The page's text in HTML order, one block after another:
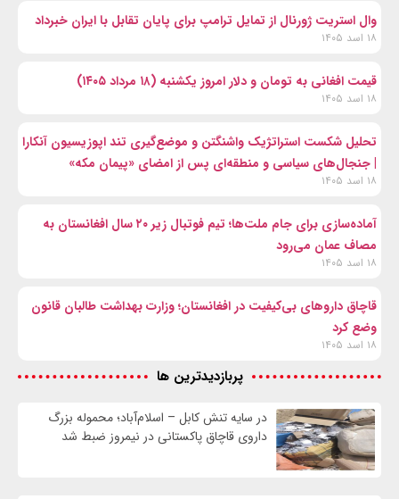
وال‌ استریت ژورنال از تمایل ترامپ برای پایان تقابل با ایران خبرداد
۱۸ اسد ۱۴۰۵
قیمت افغانی به تومان و دلار امروز یکشنبه (۱۸ مرداد ۱۴۰۵)
۱۸ اسد ۱۴۰۵
تحلیل شکست استراتژیک واشنگتن و موضع‌گیری تند اپوزیسیون آنکارا
| جنجال‌های سیاسی و منطقه‌ای پس از امضای «پیمان مکه»
۱۸ اسد ۱۴۰۵
آماده‌سازی برای جام ملت‌ها؛ تیم فوتبال زیر ۲۰ سال افغانستان به
مصاف عمان می‌رود
۱۸ اسد ۱۴۰۵
قاچاق داروهای بی‌کیفیت در افغانستان؛ وزارت بهداشت طالبان قانون
وضع کرد
۱۸ اسد ۱۴۰۵
پربازدیدترین ها
در سایه تنش کابل – اسلام‌آباد؛ محموله بزرگ
داروی قاچاق پاکستانی در نیمروز ضبط شد